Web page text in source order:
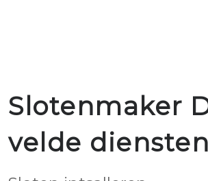
Slotenmaker
velde diensten